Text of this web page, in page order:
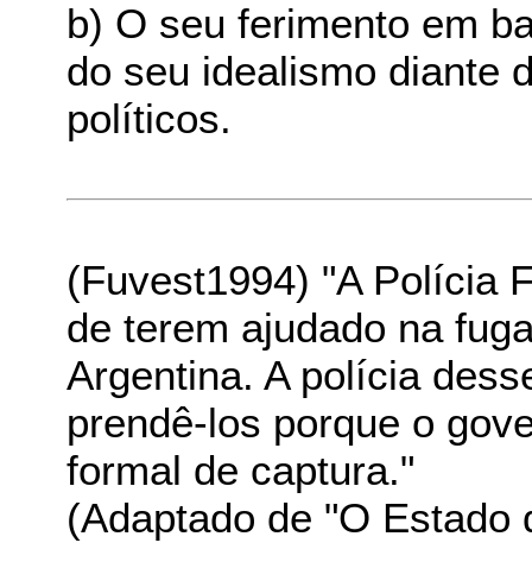
b) O seu ferimento em
do seu idealismo diante
políticos.
(Fuvest1994) "A Polícia
de terem ajudado na
Argentina. A polícia
prendê-los porque o
formal de captura."
(Adaptado de "O Estado